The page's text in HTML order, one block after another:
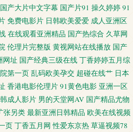
久草免费福利资源站 色WWW亚洲国产 韩国
导航 阿v在线观看 日韩国产精品一 久久精品九
地址 激情伦理影影Av 91豆花社区 狠狠久久香
堂性爱图 91玉足在线看 午夜福利国产视频一
国产大片中文字幕 国产片91 操久婷婷 91
免费电影片 日韩欧美爱爱 成人亚洲区
在线观看亚洲精品 国产热综合 久草网
伦理片完整版 黄视网站在线播放 国产
网址 国产经典三级在线 丁香婷婷五月综
第一页乱码欧美孕交 超碰在线艹 日本
香港电影伦理片 91黄色电影 亚洲一区
成人影片 男的天堂网AV 国产精品尤物
张另类 最新亚洲日韩精品 欧美在线视频
页 丁香五月网 性爱东京热 草逼视频78